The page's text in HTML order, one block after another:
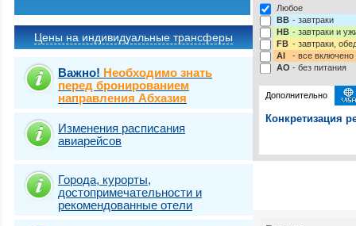
Цены на индивидуальные трансферы
Важно! Необходимо знать
перед бронированием
направления Абхазия
Изменения расписания
авиарейсов
Города, курорты,
достопримечательности и
рекомендованные отели
Любое
BB - завтраки
HB - завтраки и
FB - завтраки,
AI
- все включено
AO - без питания
Дополнительно
Конкретизация